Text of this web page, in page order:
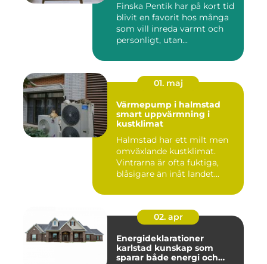
Finska Pentik har på kort tid
blivit en favorit hos många
som vill inreda varmt och
personligt, utan...
01. maj
Värmepump i halmstad
smart uppvärmning i
kustklimat
Halmstad har ett milt men
omväxlande kustklimat.
Vintrarna är ofta fuktiga,
blåsigare än inåt landet...
02. apr
Energideklarationer
karlstad kunskap som
sparar både energi och